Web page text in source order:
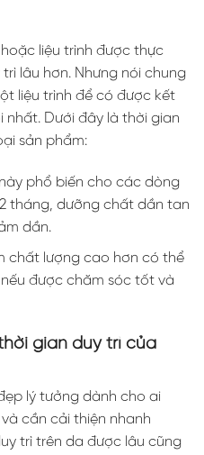
liệu trình được thực
lâu hơn. Nhưng nói chung
liệu trình để có được kết
Dưới đây là thời gian
sản phẩm:
phổ biến cho các dòng
tháng, dưỡng chất dần tan
dần.
chất lượng cao hơn có thể
được chăm sóc tốt và
gian duy trì của
lý tưởng dành cho ai
cần cải thiện nhanh
trì trên da được lâu cũng